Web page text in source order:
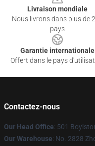
Livraison mondiale
Nous livrons dans plus de
pays
Garantie internationale
Offert dans le pays
Contactez-nous
Our Head Office: 501
Our Warehouse: No. 2828